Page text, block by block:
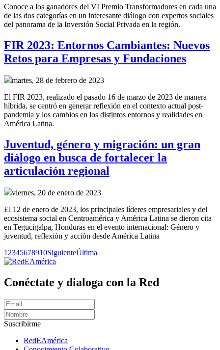
Conoce a los ganadores del VI Premio Transformadores en cada una
de las dos categorías en un interesante diálogo con expertos sociales
del panorama de la Inversión Social Privada en la región.
FIR 2023: Entornos Cambiantes: Nuevos
Retos para Empresas y Fundaciones
martes, 28 de febrero de 2023
El FIR 2023, realizado el pasado 16 de marzo de 2023 de manera
híbrida, se centró en generar reflexión en el contexto actual post-
pandemia y los cambios en los distintos entornos y realidades en
América Latina.
Juventud, género y migración: un gran
diálogo en busca de fortalecer la
articulación regional
viernes, 20 de enero de 2023
El 12 de enero de 2023, los principales líderes empresariales y del
ecosistema social en Centroamérica y América Latina se dieron cita
en Tegucigalpa, Honduras en el evento internacional: Género y
juventud, reflexión y acción desde América Latina
1 2345678910SiguienteÚltima
Conéctate y dialoga con la Red
Suscribirme
RedEAmérica